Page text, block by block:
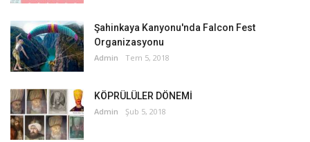
Şahinkaya Kanyonu'nda Falcon Fest
Organizasyonu
Admin Tem 5, 2018
KÖPRÜLÜLER DÖNEMİ
Admin Şub 5, 2018